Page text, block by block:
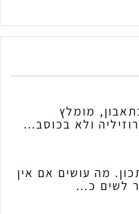
מומלץ
ולא בכוסב...
מה עושים אם אין
לשים כ...